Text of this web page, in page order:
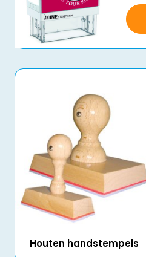
Houten handstempels